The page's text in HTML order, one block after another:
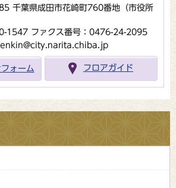
千葉県成田市花崎町760番地（市役所
1547 ファクス番号：0476-24-2095
ォーム フロアガイド